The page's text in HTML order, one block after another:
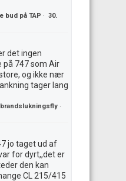
bud på TAP · 30.
det ingen
på 747 som Air
og ikke nær
tager lang
·
jo taget ud af
for dyrt,,det er
den kan
CL 215/415